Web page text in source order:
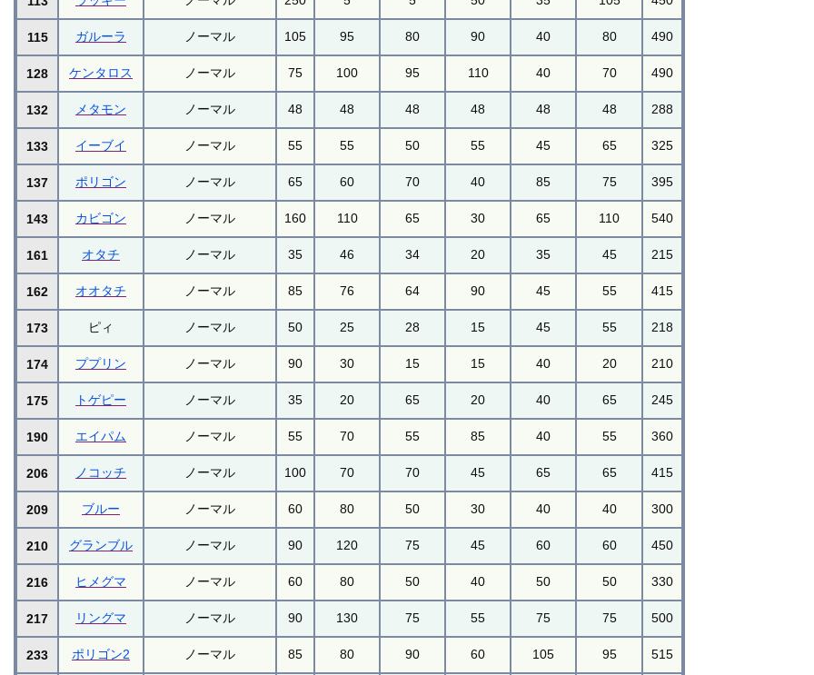
115 ガルーラ ノーマル 105 95 80 90 40 80 490
128 ケンタロス ノーマル 75 100 95 110 40 70 490
132 メタモン ノーマル 48 48 48 48 48 48 288
133 イーブイ ノーマル 55 55 50 55 45 65 325
137 ポリゴン ノーマル 65 60 70 40 85 75 395
143 カビゴン ノーマル 160 110 65 30 65 110 540
161 オタチ ノーマル 35 46 34 20 35 45 215
162 オオタチ ノーマル 85 76 64 90 45 55 415
173 ピィ ノーマル 50 25 28 15 45 55 218
174 ププリン ノーマル 90 30 15 15 40 20 210
175 トゲピー ノーマル 35 20 65 20 40 65 245
190 エイパム ノーマル 55 70 55 85 40 55 360
206 ノコッチ ノーマル 100 70 70 45 65 65 415
209 ブルー ノーマル 60 80 50 30 40 40 300
210 グランブル ノーマル 90 120 75 45 60 60 450
216 ヒメグマ ノーマル 60 80 50 40 50 50 330
217 リングマ ノーマル 90 130 75 55 75 75 500
233 ポリゴン2 ノーマル 85 80 90 60 105 95 515